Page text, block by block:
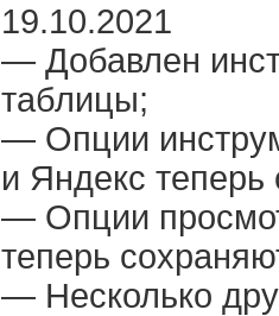
19.10.2021
— Добавлен
таблицы;
— Опции
и Яндекс теперь
— Опции
теперь
— Несколько